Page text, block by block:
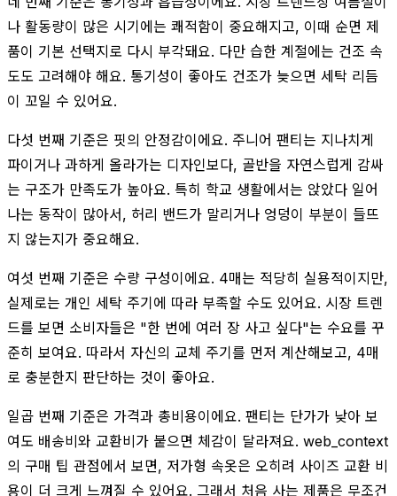
나 활동량이 많은 시기에는 쾌적함이 중요해지고, 이때 순면 제
품이 기본 선택지로 다시 부각돼요. 다만 습한 계절에는 건조 속
도도 고려해야 해요. 통기성이 좋아도 건조가 늦으면 세탁 리듬
이 꼬일 수 있어요.
다섯 번째 기준은 핏의 안정감이에요. 주니어 팬티는 지나치게
파이거나 과하게 올라가는 디자인보다, 골반을 자연스럽게 감싸
는 구조가 만족도가 높아요. 특히 학교 생활에서는 앉았다 일어
나는 동작이 많아서, 허리 밴드가 말리거나 엉덩이 부분이 들뜨
지 않는지가 중요해요.
여섯 번째 기준은 수량 구성이에요. 4매는 적당히 실용적이지만,
실제로는 개인 세탁 주기에 따라 부족할 수도 있어요. 시장 트렌
드를 보면 소비자들은 "한 번에 여러 장 사고 싶다"는 수요를 꾸
준히 보여요. 따라서 자신의 교체 주기를 먼저 계산해보고, 4매
로 충분한지 판단하는 것이 좋아요.
일곱 번째 기준은 가격과 총비용이에요. 팬티는 단가가 낮아 보
여도 배송비와 교환비가 붙으면 체감이 달라져요. web_context
의 구매 팁 관점에서 보면, 저가형 속옷은 오히려 사이즈 교환 비
용이 더 크게 느껴질 수 있어요. 그래서 처음 사는 제품은 무조건